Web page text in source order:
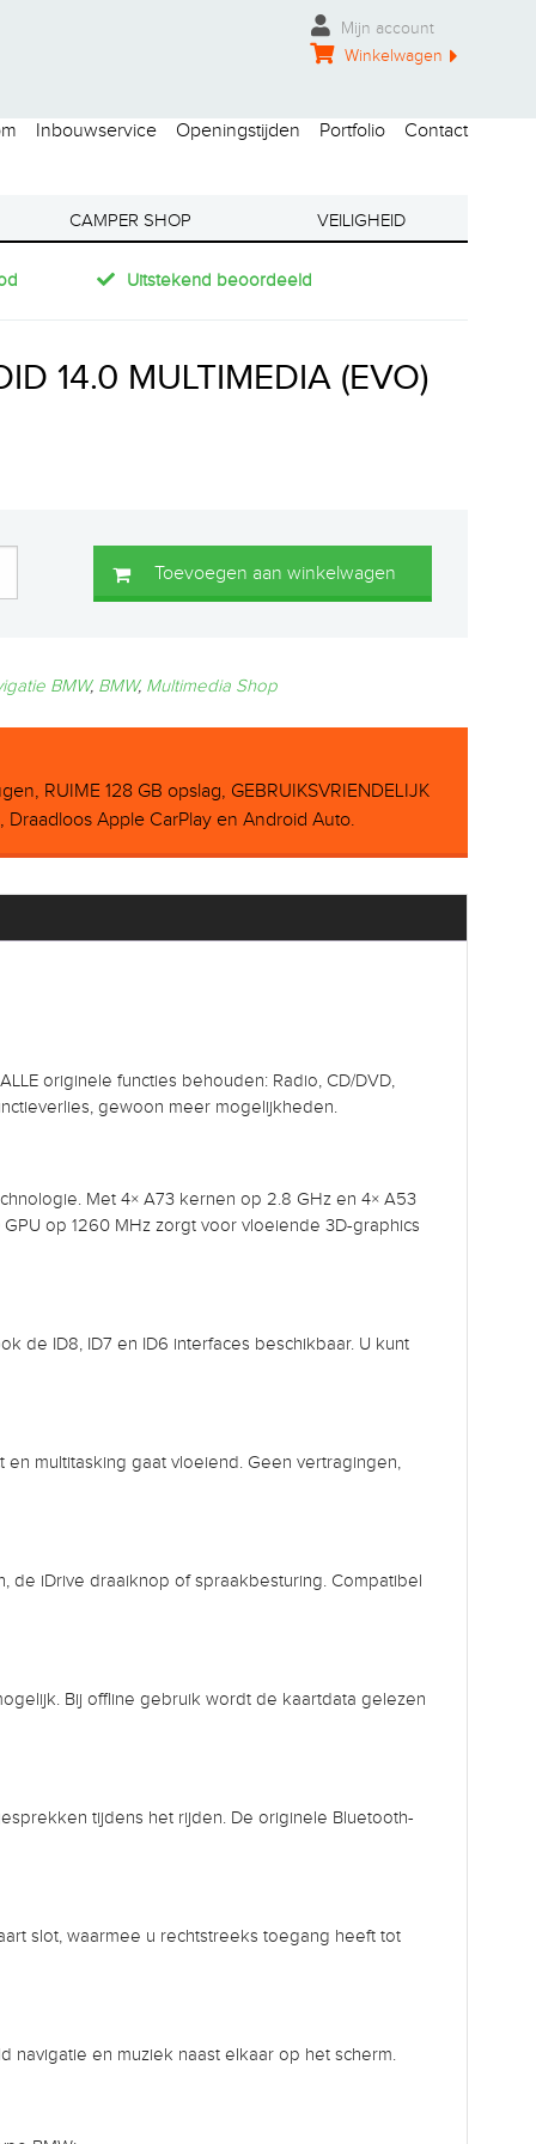
Mijn account
Winkelwagen
Inbouwservice Openingstijden Portfolio Contact
CAMPER SHOP VEILIGHEID
Uitstekend beoordeeld
14.0 MULTIMEDIA (EVO)
Toevoegen aan winkelwagen
BMW, BMW, Multimedia Shop
RUIME 128 GB opslag, GEBRUIKSVRIENDELIJK
Draadloos Apple CarPlay en Android Auto.
originele functies behouden: Radio, CD/DVD,
gewoon meer mogelijkheden.
Met 4× A73 kernen op 2.8 GHz en 4× A53
op 1260 MHz zorgt voor vloeiende 3D-graphics
de ID8, ID7 en ID6 interfaces beschikbaar. U kunt
multitasking gaat vloeiend. Geen vertragingen,
de iDrive draaiknop of spraakbesturing. Compatibel
Bij offline gebruik wordt de kaartdata gelezen
tijdens het rijden. De originele Bluetooth-
slot, waarmee u rechtstreeks toegang heeft tot
navigatie en muziek naast elkaar op het scherm.